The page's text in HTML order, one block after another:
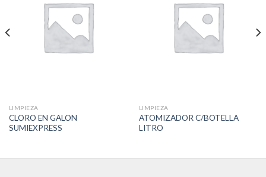
LIMPIEZA
CLORO EN GALON
SUMIEXPRESS
LIMPIEZA
ATOMIZADOR C/BOTELLA
LITRO